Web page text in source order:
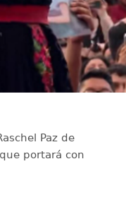
Paz de
portará con